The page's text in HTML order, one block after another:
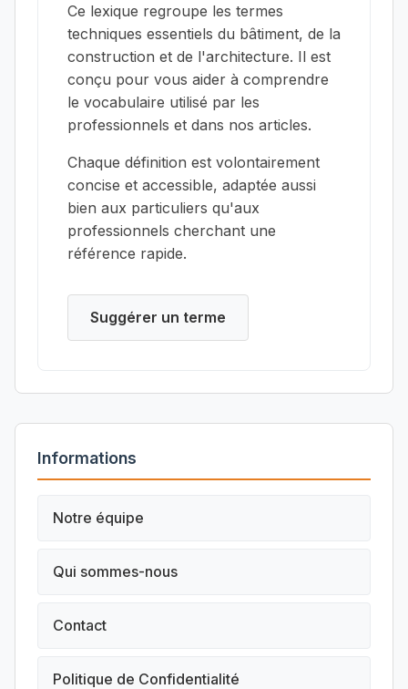
Ce lexique regroupe les termes
techniques essentiels du bâtiment, de la
construction et de l'architecture. Il est
conçu pour vous aider à comprendre
le vocabulaire utilisé par les
professionnels et dans nos articles.
Chaque définition est volontairement
concise et accessible, adaptée aussi
bien aux particuliers qu'aux
professionnels cherchant une
référence rapide.
Suggérer un terme
Informations
Notre équipe
Qui sommes-nous
Contact
Politique de Confidentialité